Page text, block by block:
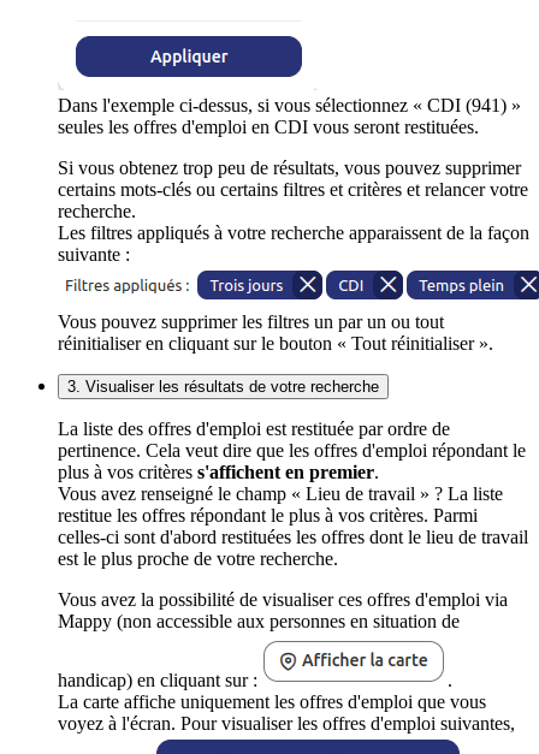
Dans l'exemple ci-dessus, si vous sélectionnez « CDI (941) »
seules les offres d'emploi en CDI vous seront restituées.
Si vous obtenez trop peu de résultats, vous pouvez supprimer
certains mots-clés ou certains filtres et critères et relancer votre
recherche.
Les filtres appliqués à votre recherche apparaissent de la façon
suivante :
Vous pouvez supprimer les filtres un par un ou tout
réinitialiser en cliquant sur le bouton « Tout réinitialiser ».
3. Visualiser les résultats de votre recherche
La liste des offres d'emploi est restituée par ordre de
pertinence. Cela veut dire que les offres d'emploi répondant le
plus à vos critères s'affichent en premier.
Vous avez renseigné le champ « Lieu de travail » ? La liste
restitue les offres répondant le plus à vos critères. Parmi
celles-ci sont d'abord restituées les offres dont le lieu de travail
est le plus proche de votre recherche.
Vous avez la possibilité de visualiser ces offres d'emploi via
Mappy (non accessible aux personnes en situation de
handicap) en cliquant sur :
.
La carte affiche uniquement les offres d'emploi que vous
voyez à l'écran. Pour visualiser les offres d'emploi suivantes,